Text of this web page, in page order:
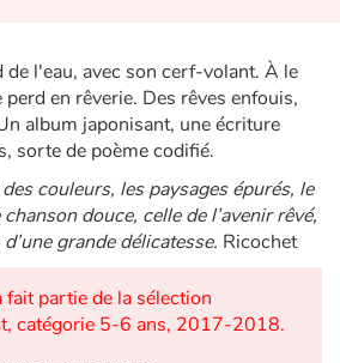
aventure
de l'eau, avec son cerf-volant. À le
en rêverie. Des rêves enfouis,
album japonisant, une écriture
sorte de poème codifié.
couleurs, les paysages épurés, le
douce, celle de l’avenir rêvé,
grande délicatesse. Ricochet
fait partie de la sélection
catégorie 5-6 ans, 2017-2018.